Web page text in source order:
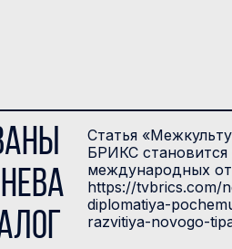
Статья
БРИКС становится
международных
https://tvbrics.com/
diplomatiya-
razvitiya-novogo-